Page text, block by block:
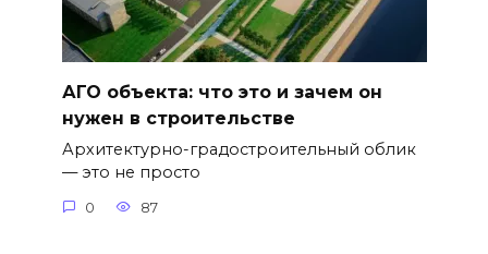
АГО объекта: что это и зачем он
нужен в строительстве
Архитектурно-градостроительный облик
— это не просто
0 87